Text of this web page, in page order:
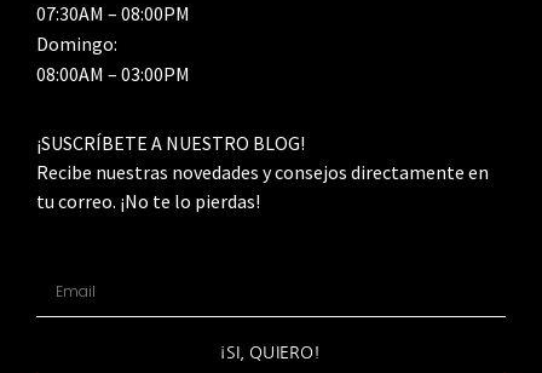
07:30AM – 08:00PM
Domingo:
08:00AM – 03:00PM
¡SUSCRÍBETE A NUESTRO BLOG!
Recibe nuestras novedades y consejos directamente en
tu correo. ¡No te lo pierdas!
¡SI, QUIERO!